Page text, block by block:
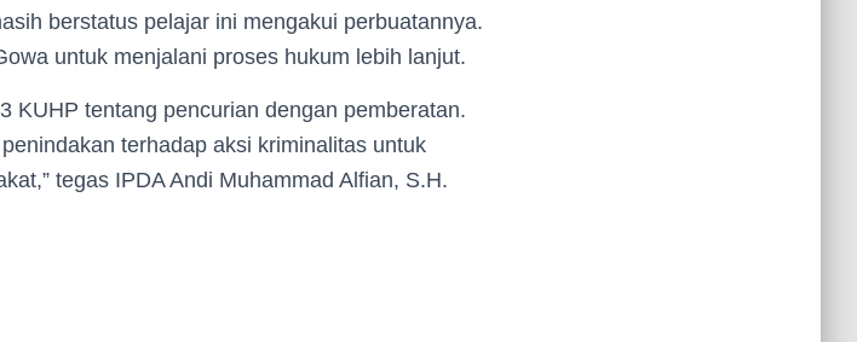
berstatus pelajar ini mengakui perbuatannya.
untuk menjalani proses hukum lebih lanjut.
KUHP tentang pencurian dengan pemberatan.
terhadap aksi kriminalitas untuk
tegas IPDA Andi Muhammad Alfian, S.H.